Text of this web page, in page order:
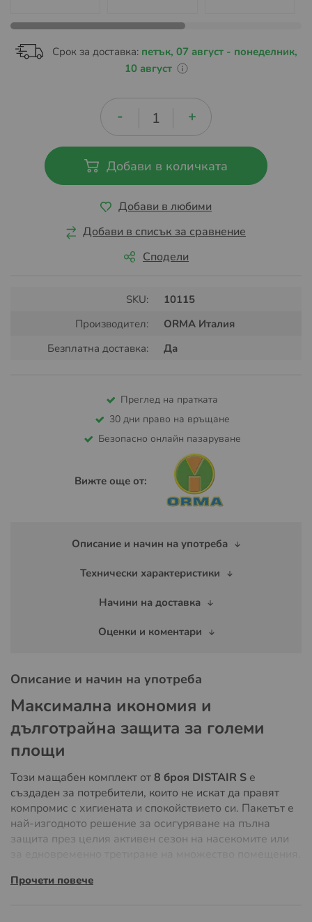
Срок за доставка: петък, 07 август - понеделник,
10 август
Добави в количката
Добави в любими
Добави в списък за сравнение
Сподели
SKU:
10115
Производител:
ORMA Италия
Безплатна доставка:
Да
Преглед на пратката
30 дни право на връщане
Безопасно онлайн пазаруване
Вижте още от:
Описание и начин на употреба
Технически характеристики
Начини на доставка
Оценки и коментари
Описание и начин на употреба
Максимална икономия и
дълготрайна защита за големи
площи
Този мащабен комплект от8 броя DISTAIR S е
създаден за потребители, които не искат да правят
компромис с хигиената и спокойствието си. Пакетът е
най-изгодното решение за осигуряване на пълна
защита през целия активен сезон на насекомите или
формула наORMA S.r.l.
Прочети повече